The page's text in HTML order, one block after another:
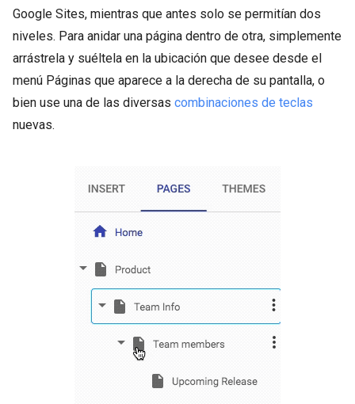
Google Sites, mientras que antes solo se permitían dos
niveles. Para anidar una página dentro de otra, simplemente
arrástrela y suéltela en la ubicación que desee desde el
menú Páginas que aparece a la derecha de su pantalla, o
bien use una de las diversas combinaciones de teclas
nuevas.